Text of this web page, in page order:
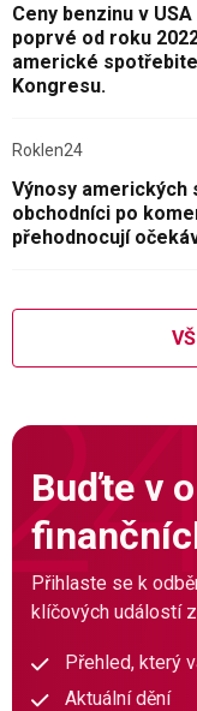
Ceny benzinu v
poprvé od roku
americké
Kongresu.
Roklen24
Výnosy amerických
obchodníci po
přehodnocují
Buďte v
Přihlaste se k
klíčových událostí
Přehled, který
Aktuální dění